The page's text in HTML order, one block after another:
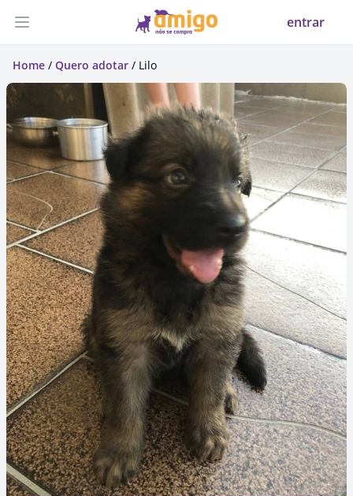
Abrir menu entrar
Home / Quero adotar / Lilo